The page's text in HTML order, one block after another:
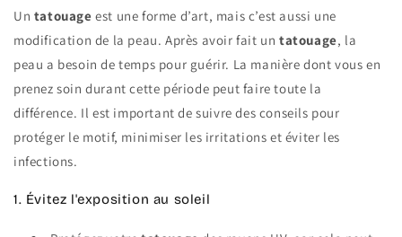
Un tatouage est une forme d’art, mais c’est aussi une
modification de la peau. Après avoir fait untatouage, la
peau a besoin de temps pour guérir. La manière dont vous en
prenez soin durant cette période peut faire toute la
différence. Il est important de suivre des conseils pour
protéger le motif, minimiser les irritations et éviter les
infections.
1. Évitez l'exposition au soleil